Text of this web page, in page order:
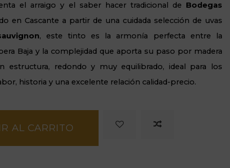
el arraigo y el saber hacer tradicional de Bodegas
en Cascante a partir de una cuidada selección de uvas
, este tinto es la armonía perfecta entre la
Baja y la complejidad que aporta su paso por madera
estructura, redondo y muy equilibrado, ideal para los
historia y una excelente relación calidad-precio.
AL CARRITO